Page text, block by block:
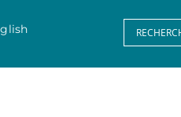
Search
for: